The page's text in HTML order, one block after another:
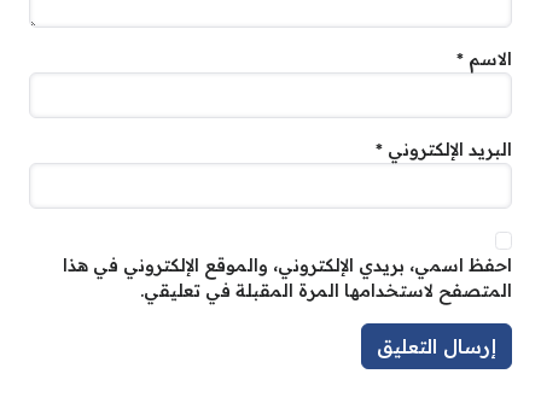
الاسم *
البريد الإلكتروني *
احفظ اسمي، بريدي الإلكتروني، والموقع الإلكتروني في هذا
المتصفح لاستخدامها المرة المقبلة في تعليقي.